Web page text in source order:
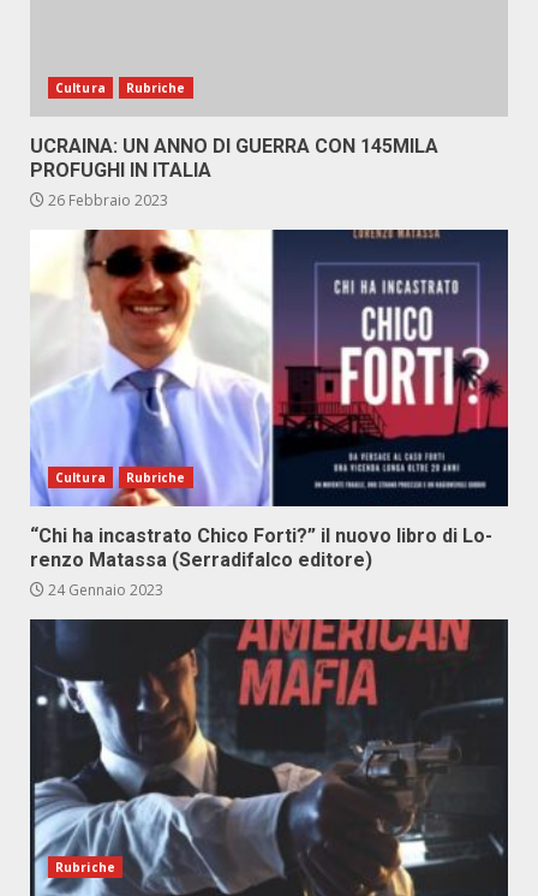
Cultura Rubriche
UCRAINA: UN ANNO DI GUERRA CON 145MILA
PROFUGHI IN ITALIA
26 Febbraio 2023
Cultura Rubriche
“Chi ha in­ca­stra­to Chi­co For­ti?” il nuo­vo li­bro di Lo­
ren­zo Ma­tas­sa (Ser­ra­di­fal­co edi­to­re)
24 Gennaio 2023
Rubriche